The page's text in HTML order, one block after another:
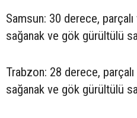
Samsun: 30 derece,
sağanak ve gök gürültülü
Trabzon: 28 derece,
sağanak ve gök gürültülü